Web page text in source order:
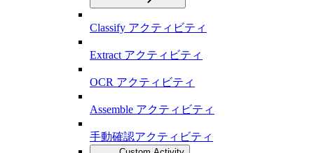
Classify アクティビティ
Extract アクティビティ
OCR アクティビティ
Assemble アクティビティ
手動確認アクティビティ